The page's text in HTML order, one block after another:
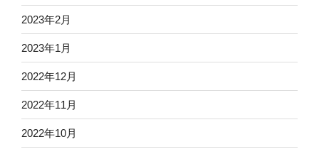
2023年2月
2023年1月
2022年12月
2022年11月
2022年10月